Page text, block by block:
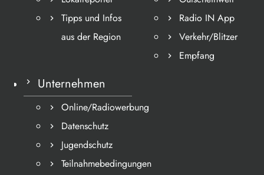
Tipps und Infos
aus der Region
Radio IN App
Verkehr/Blitzer
Empfang
Unternehmen
Online/Radiowerbung
Datenschutz
Jugendschutz
Teilnahmebedingungen